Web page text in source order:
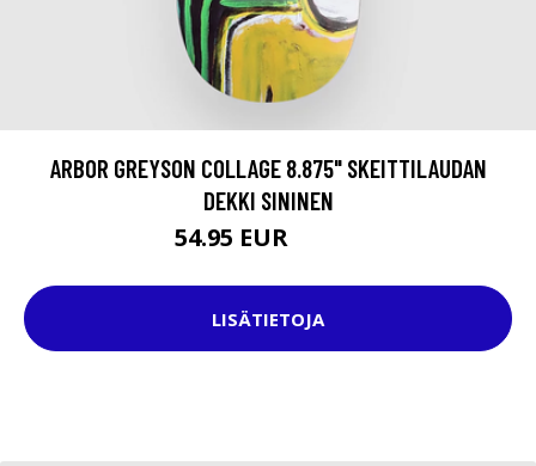
ARBOR GREYSON COLLAGE 8.875" SKEITTILAUDAN
DEKKI SININEN
54.95 EUR
LISÄTIETOJA